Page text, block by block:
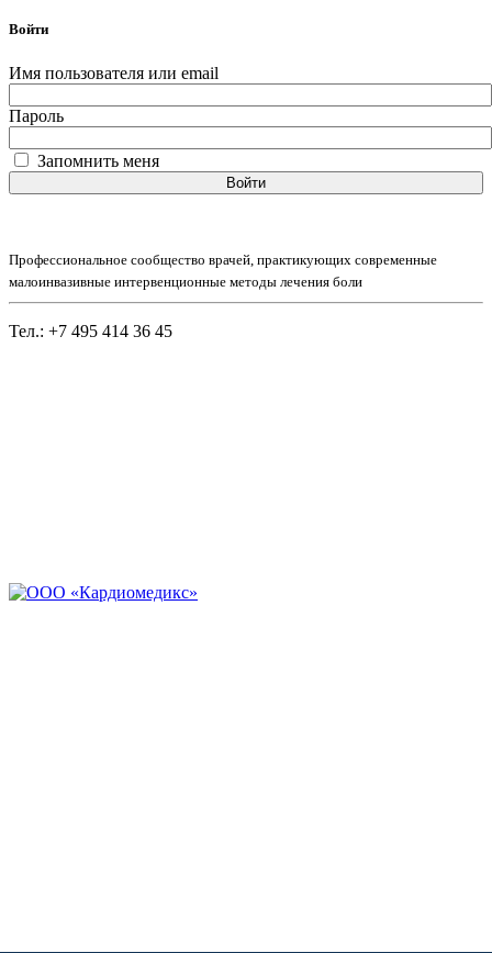
Войти
Имя пользователя или email
Пароль
Запомнить меня
Войти
Профессиональное сообщество врачей, практикующих современные
малоинвазивные интервенционные методы лечения боли
Тел.: +7 495 414 36 45